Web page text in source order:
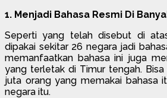
1. Menjadi Bahasa Resmi Di
Seperti yang telah disebut di
dipakai sekitar 26 negara jadi
memanfaatkan bahasa ini juga
yang terletak di Timur tengah. Bisa
juta orang yang memakai bahasa
negara itu.